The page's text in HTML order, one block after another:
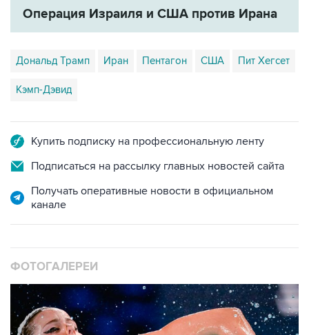
Операция Израиля и США против Ирана
Дональд Трамп Иран Пентагон США Пит Хегсет
Кэмп-Дэвид
Купить подписку на профессиональную ленту
Подписаться на рассылку главных новостей сайта
Получать оперативные новости в официальном
канале
ФОТОГАЛЕРЕИ